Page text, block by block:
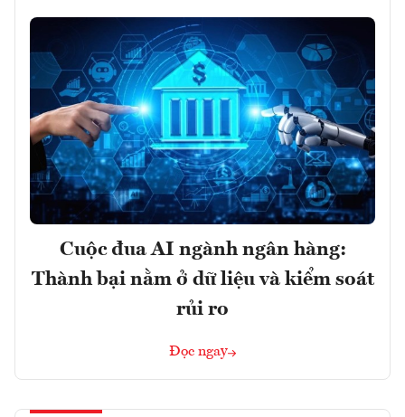
Cuộc đua AI ngành ngân hàng:
Thành bại nằm ở dữ liệu và kiểm soát
rủi ro
Đọc ngay